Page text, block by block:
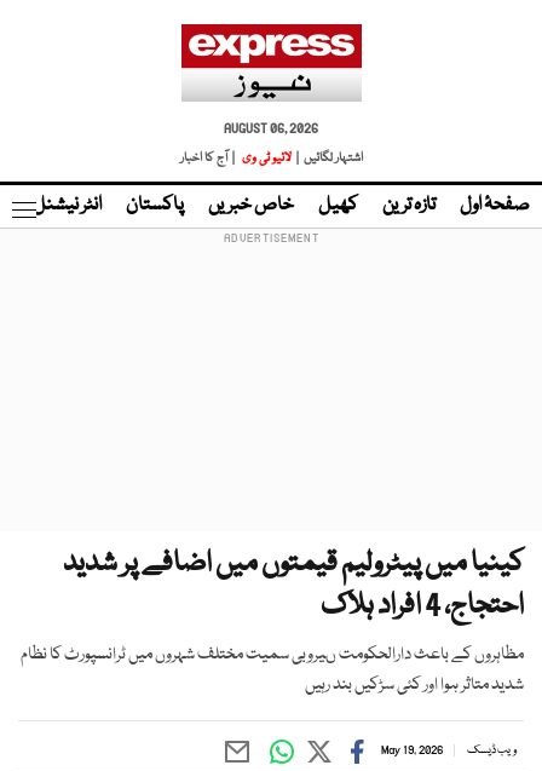
AUGUST 06, 2026
اشتہار لگائیں |
لائیو ٹی وی | آج کا اخبار
صفحۂ اول تازہ ترین کھیل خاص خبریں پاکستان انٹر نیشنل
کینیا میں پیٹرولیم قیمتوں میں اضافے پر شدید
احتجاج، 4 افراد ہلاک
مظاہروں کے باعث دارالحکومت ںیروبی سمیت مختلف شہروں میں ٹرانسپورٹ کا نظام
شدید متاثر ہوا اور کئی سڑکیں بند رہیں
ویب ڈیسک May 19, 2026